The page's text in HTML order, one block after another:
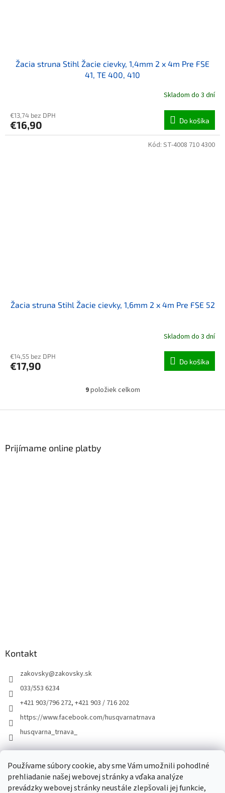
Používame súbory cookie, aby sme Vám umožnili pohodlné
prehliadanie našej webovej stránky a vďaka analýze
prevádzky webovej stránky neustále zlepšovali jej funkcie,
Žacia struna Stihl Žacie cievky, 1,4mm 2 x 4m Pre FSE
41, TE 400, 410
Skladom do 3 dní
€13,74 bez DPH
€16,90 Do košíka
Žacia struna Stihl Žacie cievky, 1,6mm 2 x 4m Pre FSE 52
Skladom do 3 dní
€14,55 bez DPH
€17,90 Do košíka
Kód: ST-4008 710 4300
Ovládacie prvky výpisu
9položiek celkom
Prijímame online platby
Kontakt
zakovsky@zakovsky.sk
033/553 6234
+421 903/796 272, +421 903 / 716 202
https://www.facebook.com/husqvarnatrnava
husqvarna_trnava_
Facebook